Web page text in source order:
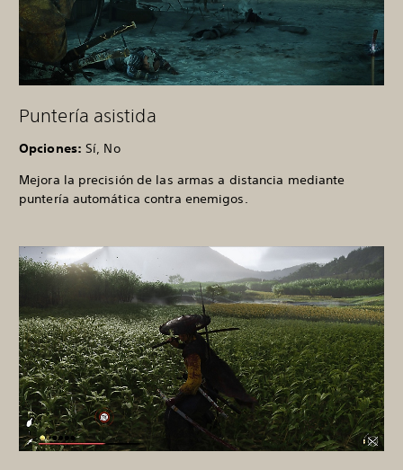
Puntería asistida
Opciones: Sí, No
Mejora la precisión de las armas a distancia mediante
puntería automática contra enemigos.